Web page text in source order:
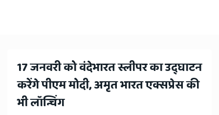
​17 जनवरी को वंदेभारत स्लीपर का उद्घाटन
करेंगे पीएम मोदी, अमृत भारत एक्सप्रेस की
भी लॉन्चिंग